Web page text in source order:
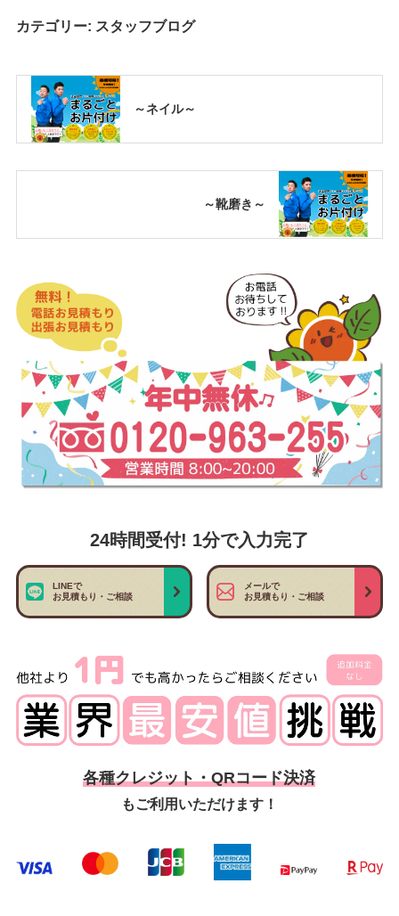
カテゴリー: スタッフブログ
～ネイル～
～靴磨き～
24時間受付! 1分で入力完了
LINEで
お見積もり・ご相談
メールで
お見積もり・ご相談
各種クレジット・QRコード決済
もご利用いただけます！